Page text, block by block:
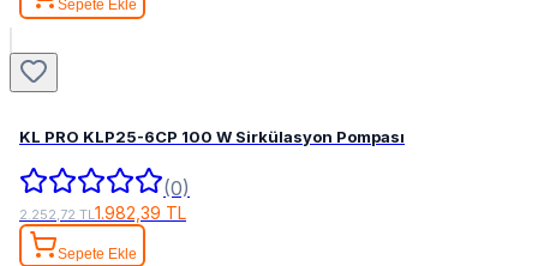
Sepete Ekle
KL PRO KLP25-6CP 100 W Sirkülasyon Pompası
(0)
2.252,72 TL1.982,39 TL
Sepete Ekle